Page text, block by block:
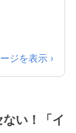
ジを表示 ›
い！「イ